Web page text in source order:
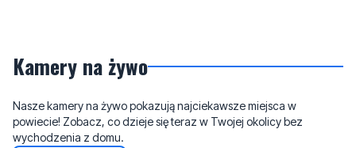
Kamery na żywo
Nasze kamery na żywo pokazują najciekawsze miejsca w
powiecie! Zobacz, co dzieje się teraz w Twojej okolicy bez
wychodzenia z domu.